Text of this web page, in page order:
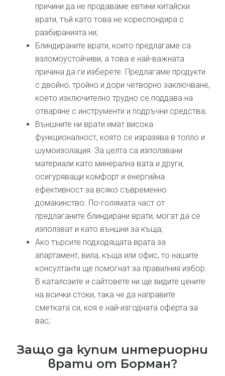
причини да не продаваме евтини китайски
врати, тъй като това не кореспондира с
разбиранията ни;
Блиндираните врати, които предлагаме са
взломоустойчиви, а това е най-важната
причина да ги изберете. Предлагаме продукти
с двойно, тройно и дори четворно заключване,
което изключително трудно се поддава на
отваряне с инструменти и подръчни средства;
Външните ни врати имат висока
функционалност, която се изразява в топло и
шумоизолация. За целта са използвани
материали като минерална вата и други,
осигуряващи комфорт и енергийна
ефективност за всяко съвременно
домакинство. По-голямата част от
предлаганите блиндирани врати, могат да се
използват и като външни за къща;
Ако търсите подходящата врата за
апартамент, вила, къща или офис, то нашите
консултанти ще помогнат за правилния избор.
В каталозите и сайтовете ни ще видите цените
на всички стоки, така че да направите
сметката си, коя е най-изгодната оферта за
вас;
Защо да купим интериорни
врати от Борман?